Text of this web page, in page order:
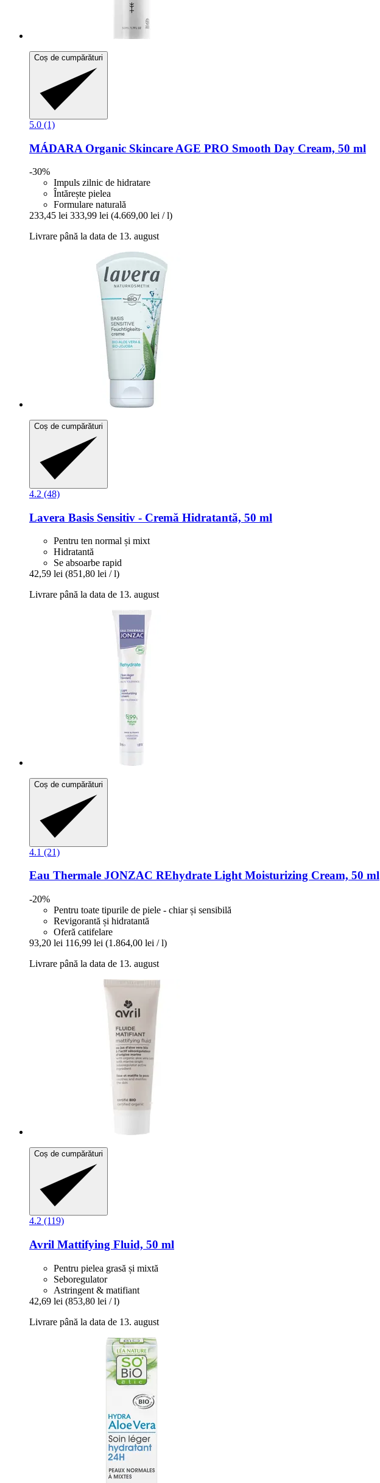
Coș de cumpărături
5.0 (1)
MÁDARA Organic Skincare AGE PRO Smooth Day Cream, 50 ml
-30%
Impuls zilnic de hidratare
Întărește pielea
Formulare naturală
233,45 lei 333,99 lei (4.669,00 lei / l)
Livrare până la data de 13. august
Coș de cumpărături
4.2 (48)
Lavera Basis Sensitiv -​ Cremă Hidratantă, 50 ml
Pentru ten normal și mixt
Hidratantă
Se absoarbe rapid
42,59 lei (851,80 lei / l)
Livrare până la data de 13. august
Coș de cumpărături
4.1 (21)
Eau Thermale JONZAC REhydrate Light Moisturizing Cream, 50 ml
-20%
Pentru toate tipurile de piele - chiar și sensibilă
Revigorantă și hidratantă
Oferă catifelare
93,20 lei 116,99 lei (1.864,00 lei / l)
Livrare până la data de 13. august
Coș de cumpărături
4.2 (119)
Avril Mattifying Fluid, 50 ml
Pentru pielea grasă și mixtă
Seboregulator
Astringent & matifiant
42,69 lei (853,80 lei / l)
Livrare până la data de 13. august